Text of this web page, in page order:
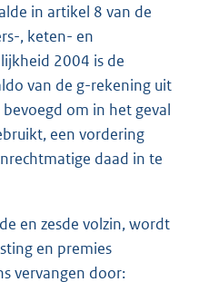
in artikel 8 van de
, keten- en
2004 is de
van de g-rekening uit
om in het geval
een vordering
daad in te
en zesde volzin, wordt
en premies
vervangen door: